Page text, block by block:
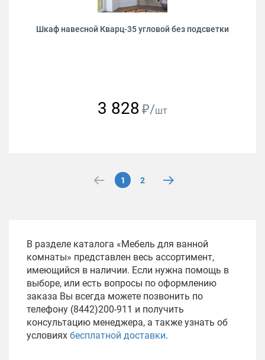
Шкаф навесной Кварц-35 угловой без подсветки
3 828 ₽/шт
1 2
В разделе каталога «Мебель для ванной
комнаты» представлен весь ассортимент,
имеющийся в наличии. Если нужна помощь в
выборе, или есть вопросы по оформлению
заказа Вы всегда можете позвонить по
телефону (8442)200-911 и получить
консультацию менеджера, а также узнать об
условиях бесплатной доставки.